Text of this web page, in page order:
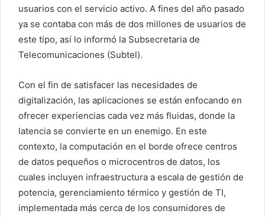
usuarios con el servicio activo. A fines del año pasado
ya se contaba con más de dos millones de usuarios de
este tipo, así lo informó la Subsecretaria de
Telecomunicaciones (Subtel).
Con el fin de satisfacer las necesidades de
digitalización, las aplicaciones se están enfocando en
ofrecer experiencias cada vez más fluidas, donde la
latencia se convierte en un enemigo. En este
contexto, la computación en el borde ofrece centros
de datos pequeños o microcentros de datos, los
cuales incluyen infraestructura a escala de gestión de
potencia, gerenciamiento térmico y gestión de TI,
implementada más cerca de los consumidores de